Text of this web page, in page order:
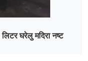
घरेलु मदिरा नष्ट